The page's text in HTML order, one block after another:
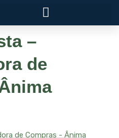
–
de